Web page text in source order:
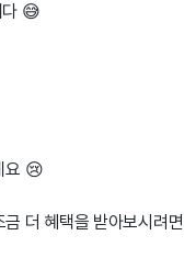
다 😅
요 😢
더 혜택을 받아보시려면